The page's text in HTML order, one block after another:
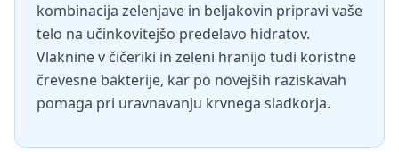
kombinacija zelenjave in beljakovin pripravi vaše
telo na učinkovitejšo predelavo hidratov.
Vlaknine v čičeriki in zeleni hranijo tudi koristne
črevesne bakterije, kar po novejših raziskavah
pomaga pri uravnavanju krvnega sladkorja.